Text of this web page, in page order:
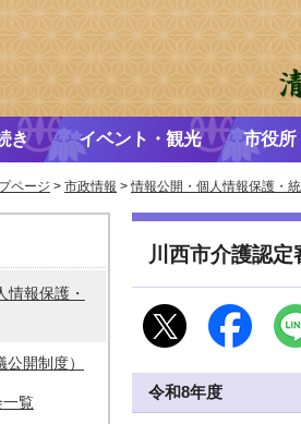
き イベント・観光 市役所
ページ > 市政情報 >情報公開・個人情報保護・
川西市介護認定
令和8年度
情報保護・
開制度）
一覧